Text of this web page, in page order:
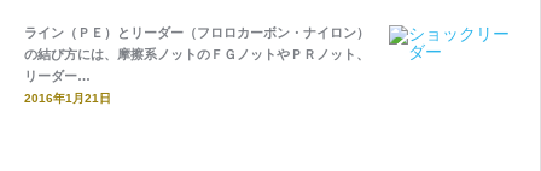
ライン（ＰＥ）とリーダー（フロロカーボン・ナイロン）
の結び方には、摩擦系ノットのＦＧノットやＰＲノット、
リーダー…
2016年1月21日